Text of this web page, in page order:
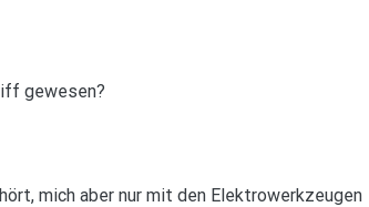
gewesen?
mich aber nur mit den Elektrowerkzeugen